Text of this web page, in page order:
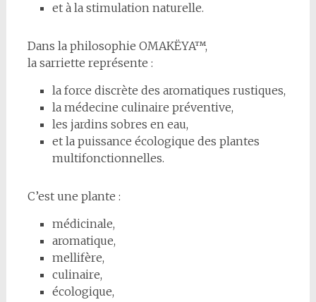
et à la stimulation naturelle.
Dans la philosophie OMAKËYA™,
la sarriette représente :
la force discrète des aromatiques rustiques,
la médecine culinaire préventive,
les jardins sobres en eau,
et la puissance écologique des plantes
multifonctionnelles.
C’est une plante :
médicinale,
aromatique,
mellifère,
culinaire,
écologique,